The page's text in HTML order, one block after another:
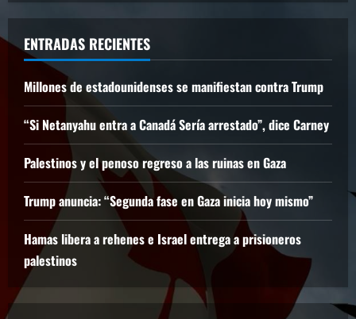
ENTRADAS RECIENTES
Millones de estadounidenses se manifiestan contra Trump
“Si Netanyahu entra a Canadá Sería arrestado”, dice Carney
Palestinos y el penoso regreso a las ruinas en Gaza
Trump anuncia: “Segunda fase en Gaza inicia hoy mismo”
Hamas libera a rehenes e Israel entrega a prisioneros
palestinos